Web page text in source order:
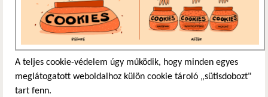
A teljes cookie-védelem úgy működik, hogy minden egyes
meglátogatott weboldalhoz külön cookie tároló „sütisdobozt"
tart fenn.